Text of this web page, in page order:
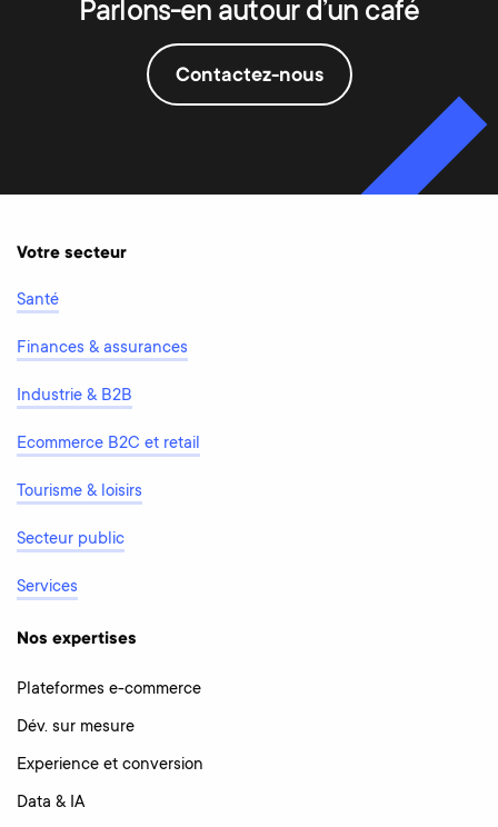
Parlons-en autour d’un café
Contactez-nous
Votre secteur
Santé
Finances & assurances
Industrie & B2B
Ecommerce B2C et retail
Tourisme & loisirs
Secteur public
Services
Nos expertises
Plateformes e-commerce
Dév. sur mesure
Experience et conversion
Data & IA